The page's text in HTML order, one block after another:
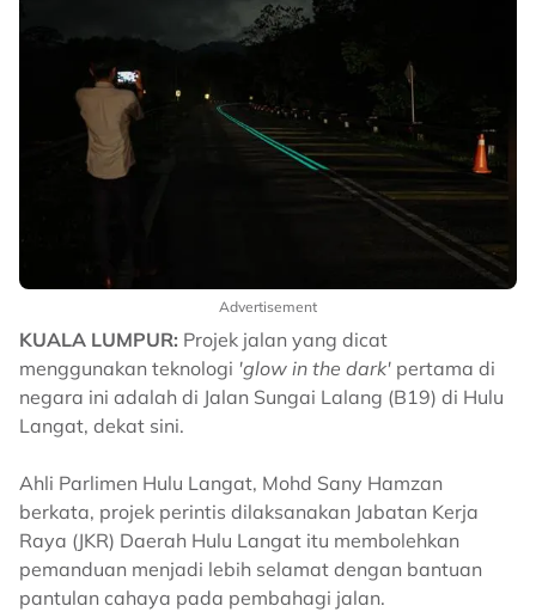
Advertisement
KUALA LUMPUR: Projek jalan yang dicat
menggunakan teknologi 'glow in the dark' pertama di
negara ini adalah di Jalan Sungai Lalang (B19) di Hulu
Langat, dekat sini.
Ahli Parlimen Hulu Langat, Mohd Sany Hamzan
berkata, projek perintis dilaksanakan Jabatan Kerja
Raya (JKR) Daerah Hulu Langat itu membolehkan
pemanduan menjadi lebih selamat dengan bantuan
pantulan cahaya pada pembahagi jalan.